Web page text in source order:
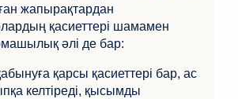
жапырақтардан
қасиеттері шамамен
әлі де бар:
қарсы қасиеттері бар, ас
келтіреді, қысымды